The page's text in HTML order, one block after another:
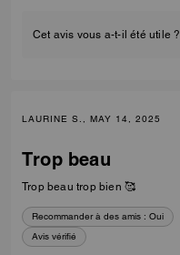
Cet avis vous a-t-il été utile ?
LAURINE S., MAY 14, 2025
Trop beau
Trop beau trop bien 🥰
Recommander à des amis : Oui
Avis vérifié